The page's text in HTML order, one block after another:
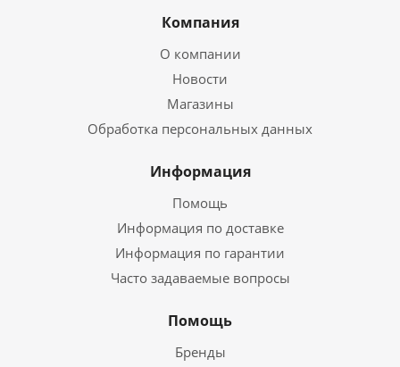
Компания
О компании
Новости
Магазины
Обработка персональных данных
Информация
Помощь
Информация по доставке
Информация по гарантии
Часто задаваемые вопросы
Помощь
Бренды